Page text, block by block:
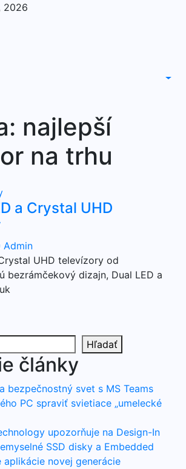
2026
najlepší
na trhu
a Crystal UHD
Admin
UHD televízory od
bezrámčekový dizajn, Dual LED a
Hľadať
články
bezpečnostný svet s MS Teams
PC spraviť svietiace „umelecké
upozorňuje na Design-In
SSD disky a Embedded
aplikácie novej generácie